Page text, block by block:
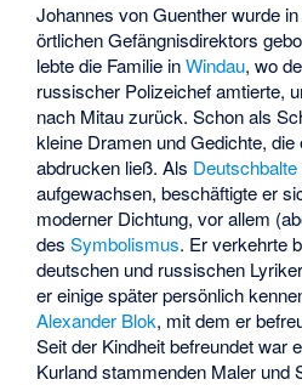
Johannes von Guenther wurde
örtlichen Gefängnisdirektors
lebte die Familie inWindau, wo
russischer Polizeichef amtierte,
nach Mitau zurück. Schon als
kleine Dramen und Gedichte, die
abdrucken ließ. Als Deutschbalte
aufgewachsen, beschäftigte er
moderner Dichtung, vor allem
desSymbolismus. Er verkehrte
deutschen und russischen
er einige später persönlich
Alexander Blok, mit dem er
Seit der Kindheit befreundet war
Kurland stammenden Maler und